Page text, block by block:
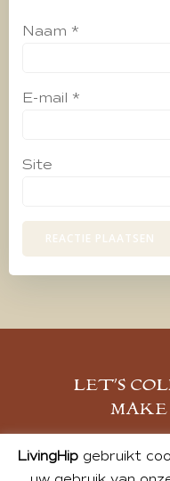
Naam *
E-mail *
Site
LET’S
MAKE
LivingHipgebruikt